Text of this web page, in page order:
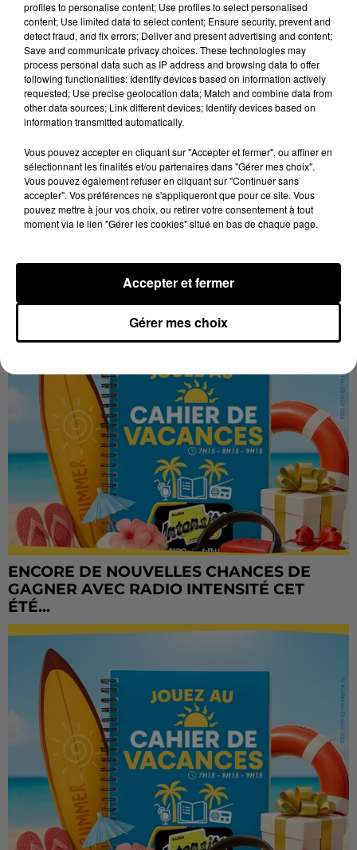
LES VACANCES PASSENT VITE... LES
CADEAUX AUSSI SUR INTENSITÉ !...
ENCORE DE NOUVELLES CHANCES DE
GAGNER AVEC RADIO INTENSITÉ CET
ÉTÉ...
profiles to personalise content; Use profiles to select personalised
content; Use limited data to select content; Ensure security, prevent and
detect fraud, and fix errors; Deliver and present advertising and content;
Save and communicate privacy choices. These technologies may
process personal data such as IP address and browsing data to offer
following functionalities: Identify devices based on information actively
requested; Use precise geolocation data; Match and combine data from
other data sources; Link different devices; Identify devices based on
information transmitted automatically.
Vous pouvez accepter en cliquant sur "Accepter et fermer", ou affiner en
sélectionnant les finalités et/ou partenaires dans "Gérer mes choix".
Vous pouvez également refuser en cliquant sur "Continuer sans
accepter". Vos préférences ne s'appliqueront que pour ce site. Vous
pouvez mettre à jour vos choix, ou retirer votre consentement à tout
moment via le lien "Gérer les cookies" situé en bas de chaque page.
Gérer mes choix
Accepter et fermer